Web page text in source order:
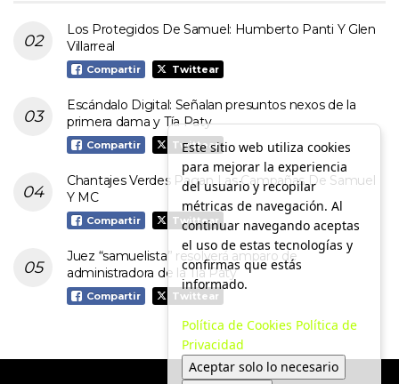
Los Protegidos De Samuel: Humberto Panti Y Glen
Villarreal
Compartir Twittear
Escándalo Digital: Señalan presuntos nexos de la
primera dama y Tía Paty
Compartir Twittear
Chantajes Verdes Pagan Las Campañas De Samuel
Y MC
Compartir Twittear
Juez “samuelista” resolverá amparo de
administradora de la Tía Paty
Compartir Twittear
Este sitio web utiliza cookies
para mejorar la experiencia
del usuario y recopilar
métricas de navegación. Al
continuar navegando aceptas
el uso de estas tecnologías y
confirmas que estás
informado.
Política de Cookies Política de
Privacidad
Aceptar solo lo necesario